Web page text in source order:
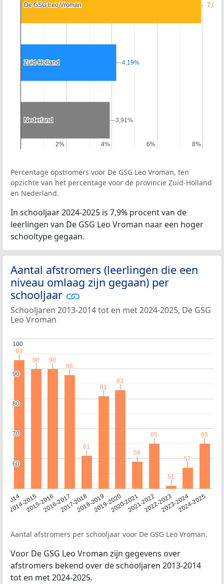
2%
2% 4%
4% 6%
6% 8%
8%
De GSG Leo Vroman
De GSG Leo Vroman
Zuid-Holland
Zuid-Holland
Nederland
Nederland
7,9%
7,9%
4,19%
4,19%
3,91%
3,91%
Percentage opstromers voor De GSG Leo Vroman, ten
opzichte van het percentage voor de provincie Zuid-Holland
en Nederland.
In schooljaar 2024-2025 is 7,9% procent van de
leerlingen van De GSG Leo Vroman naar een hoger
schooltype gegaan.
Aantal afstromers (leerlingen die een
niveau omlaag zijn gegaan) per
schooljaar
Schooljaren 2013-2014 tot en met 2024-2025, De GSG
Leo Vroman
2014
2014-20152015-20162016-20172017-20182018-20192019-20202020-20212021-20222022-20232023-20242024-2025
60
60
70
70
80
80
90
90
100
100
93
93
90
90 90
90
88
88
61
61
81
81
83
83
59
59
65
65
51
51
57
57
65
65
Aantal afstromers per schooljaar voor De GSG Leo Vroman.
Voor De GSG Leo Vroman zijn gegevens over
afstromers bekend over de schooljaren 2013-2014
tot en met 2024-2025.